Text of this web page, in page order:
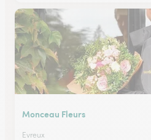
Monceau Fleurs
Evreux